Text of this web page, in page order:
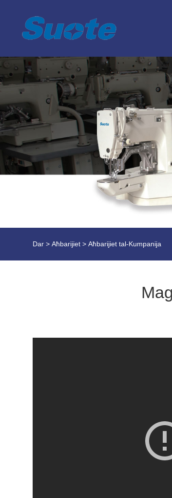
Dar > Aħbarijiet >Aħbarijiet tal-Kumpanija